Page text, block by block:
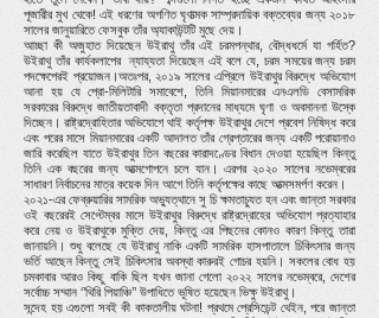
পূজারীর মুখ থেকে! এই ধরণের অগণিত ঘৃণাত্মক সাম্প্রদায়িক বক্তব্যের জন্য ২০১৮
সালের জানুয়ারিতে ফেসবুক তাঁর অ্যাকাউন্টটি মুছে দেয়।
আচ্ছা কী অজুহাত দিয়েছেন উইরাথু তাঁর এই চরমপন্থার, বৌদ্ধধর্মে যা গর্হিত?
উইরাথু তাঁর কার্যকলাপের ন্যায্যতা দিয়েছেন এই বলে যে, চরম সময়ের জন্য চরম
পদক্ষেপেরই প্রয়োজন।অতঃপর, ২০১৯ সালের এপ্রিলে উইরাথুর বিরুদ্ধে অভিযোগ
আনা হয় যে প্রো-মিলিটারি সমাবেশে, তিনি মিয়ানমারের এনএলডি বেসামরিক
সরকারের বিরুদ্ধে জাতীয়তাবাদী বক্তৃতা প্রদানের মাধ্যমে ঘৃণা ও অবমাননা উস্কে
দিচ্ছেন। রাষ্ট্রদ্রোহিতার অভিযোগে থাই কর্তৃপক্ষ উইরাথুর দেশে প্রবেশ নিষিদ্ধ করে
এবং পরের মাসে মিয়ানমারের একটি আদালত তাঁর গ্রেপ্তারের জন্য একটি পরোয়ানাও
জারি করেছিল যাতে উইরাথুর তিন বছরের কারাদণ্ডের বিধান দেওয়া হয়েছিল কিন্তু
তিনি এক বছরের জন্য আত্মগোপনে চলে যান। এরপর ২০২০ সালের নভেম্বরের
সাধারণ নির্বাচনের মাত্র কয়েক দিন আগে তিনি কর্তৃপক্ষের কাছে আত্মসমর্পণ করেন।
২০২১-এর ফেব্রুয়ারির সামরিক অভ্যুত্থানে সু চি ক্ষমতাচ্যুত হন এবং জান্তা সরকার
ওই বছরেরই সেপ্টেম্বর মাসে উইরাথুর বিরুদ্ধে রাষ্ট্রদ্রোহের অভিযোগ প্রত্যাহার
করে নেয় ও উইরাথুকে মুক্তি দেয়, কিন্তু এর পিছনের কোনও কারণ কিন্তু তারা
জানায়নি। শুধু বলেছে যে উইরাথু নাকি একটি সামরিক হাসপাতালে চিকিৎসার জন্য
ভর্তি আছেন কিন্তু সেই চিকিৎসার অবস্থা কারুরই গোচর হয়নি। সকলের বোধ হয়
চমকাবার আরও কিছু বাকি ছিল যখন জানা গেলো ২০২২ সালের নভেম্বরে, দেশের
সর্বোচ্চ সম্মান ‘’থিরি পিয়াঞ্চি’’ উপাধিতে ভূষিত হয়েছেন ভিক্ষু উইরাথু।
সন্দেহ হয় এগুলো সবই কী কাকতালীয় ঘটনা! প্রথমে প্রেসিডেন্ট থেইন, পরে জান্তা